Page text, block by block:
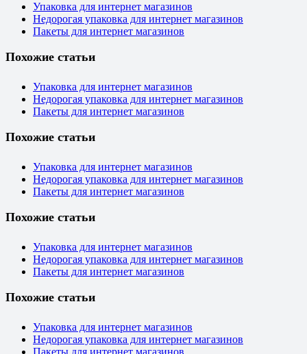
Упаковка для интернет магазинов
Недорогая упаковка для интернет магазинов
Пакеты для интернет магазинов
Похожие статьи
Упаковка для интернет магазинов
Недорогая упаковка для интернет магазинов
Пакеты для интернет магазинов
Похожие статьи
Упаковка для интернет магазинов
Недорогая упаковка для интернет магазинов
Пакеты для интернет магазинов
Похожие статьи
Упаковка для интернет магазинов
Недорогая упаковка для интернет магазинов
Пакеты для интернет магазинов
Похожие статьи
Упаковка для интернет магазинов
Недорогая упаковка для интернет магазинов